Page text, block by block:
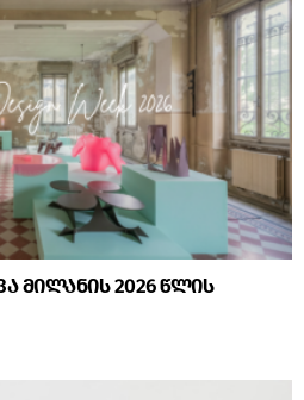
მილანის 2026 წლის